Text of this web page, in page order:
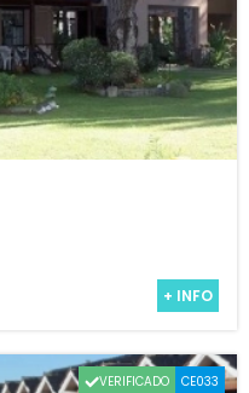
+ INFO
VERIFICADO CE033